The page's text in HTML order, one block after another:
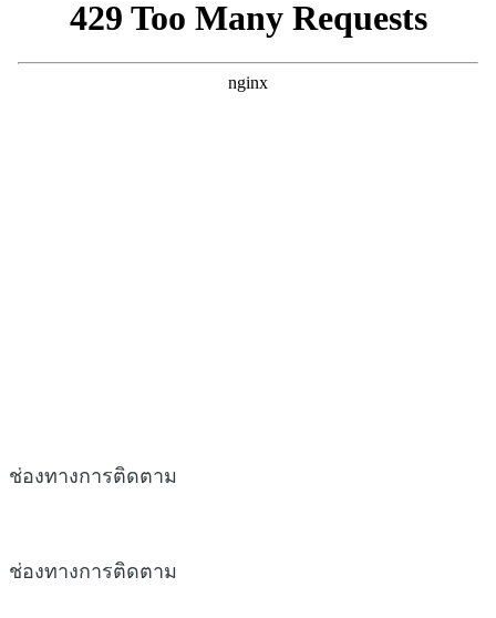
ช่องทางการติดตาม
ช่องทางการติดตาม